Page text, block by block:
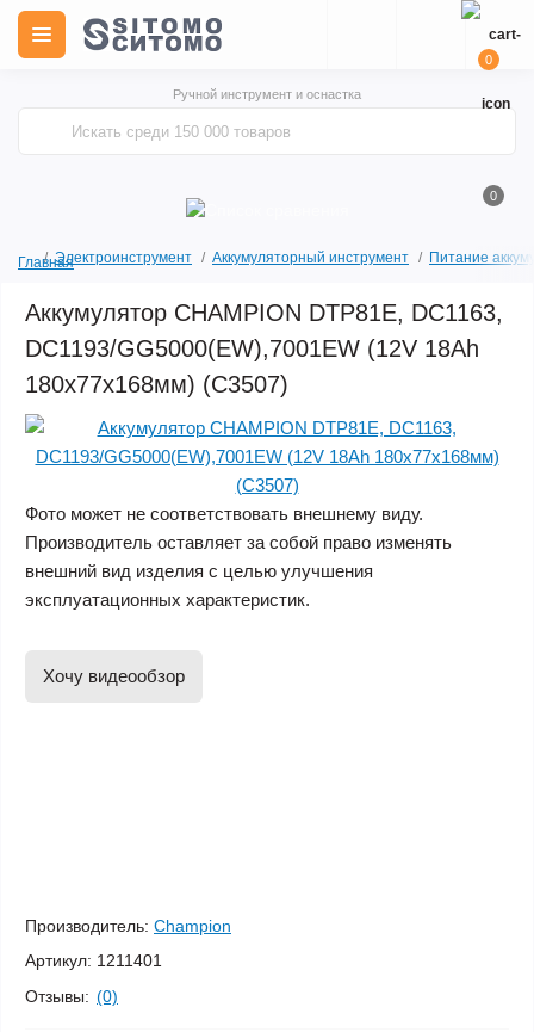
Ручной инструмент и оснастка
0
0
ГлавнаяЭлектроинструмент Аккумуляторный инструмент Питание
Аккумулятор CHAMPION DTP81E, DC1163,
DC1193/GG5000(EW),7001EW (12V 18Ah
180х77х168мм) (C3507)
Фото может не соответствовать внешнему виду.
Производитель оставляет за собой право изменять
внешний вид изделия с целью улучшения
эксплуатационных характеристик.
Хочу видеообзор
Производитель: Champion
Артикул: 1211401
Отзывы: (0)